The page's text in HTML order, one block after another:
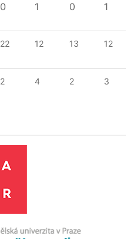
22 12 13 12
2 4 2 3
0 1 0 1